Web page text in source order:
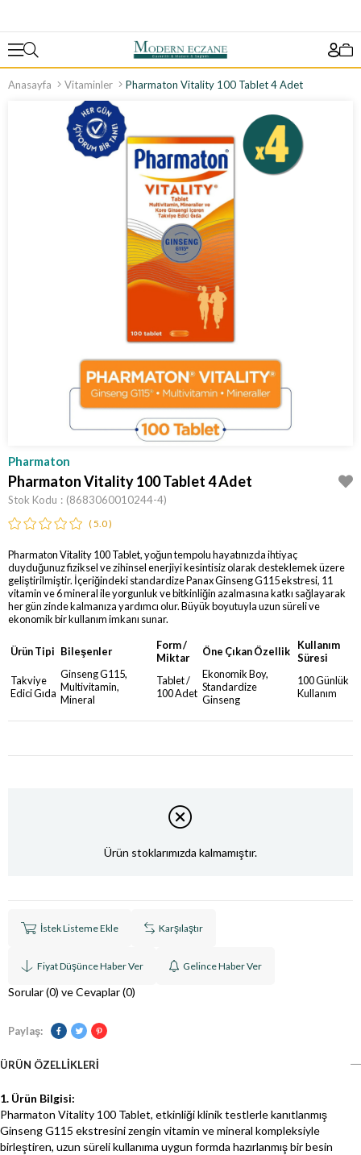
Anasayfa Vitaminler Pharmaton Vitality 100 Tablet 4 Adet
Pharmaton
Pharmaton Vitality 100 Tablet 4 Adet
Stok Kodu (8683060010244-4)
5.0
Pharmaton Vitality 100 Tablet, yoğun tempolu hayatınızda ihtiyaç
duyduğunuz fiziksel ve zihinsel enerjiyi kesintisiz olarak desteklemek üzere
geliştirilmiştir. İçeriğindeki standardize Panax Ginseng G115 ekstresi, 11
vitamin ve 6 mineral ile yorgunluk ve bitkinliğin azalmasına katkı sağlayarak
her gün zinde kalmanıza yardımcı olur. Büyük boyutuyla uzun süreli ve
ekonomik bir kullanım imkanı sunar.
Ürün Tipi Bileşenler
Form /
Miktar
Öne Çıkan Özellik
Kullanım
Süresi
Takviye
Edici Gıda
Ginseng G115,
Multivitamin,
Mineral
Tablet /
100 Adet
Ekonomik Boy,
Standardize
Ginseng
100 Günlük
Kullanım
Ürün stoklarımızda kalmamıştır.
İstek Listeme Ekle Karşılaştır
Fiyat Düşünce Haber Ver Gelince Haber Ver
Sorular (0) ve Cevaplar (0)
Paylaş:
ÜRÜN ÖZELLIKLERI
1. Ürün Bilgisi:
Pharmaton Vitality 100 Tablet, etkinliği klinik testlerle kanıtlanmış
Ginseng G115 ekstresini zengin vitamin ve mineral kompleksiyle
birleştiren, uzun süreli kullanıma uygun formda hazırlanmış bir besin